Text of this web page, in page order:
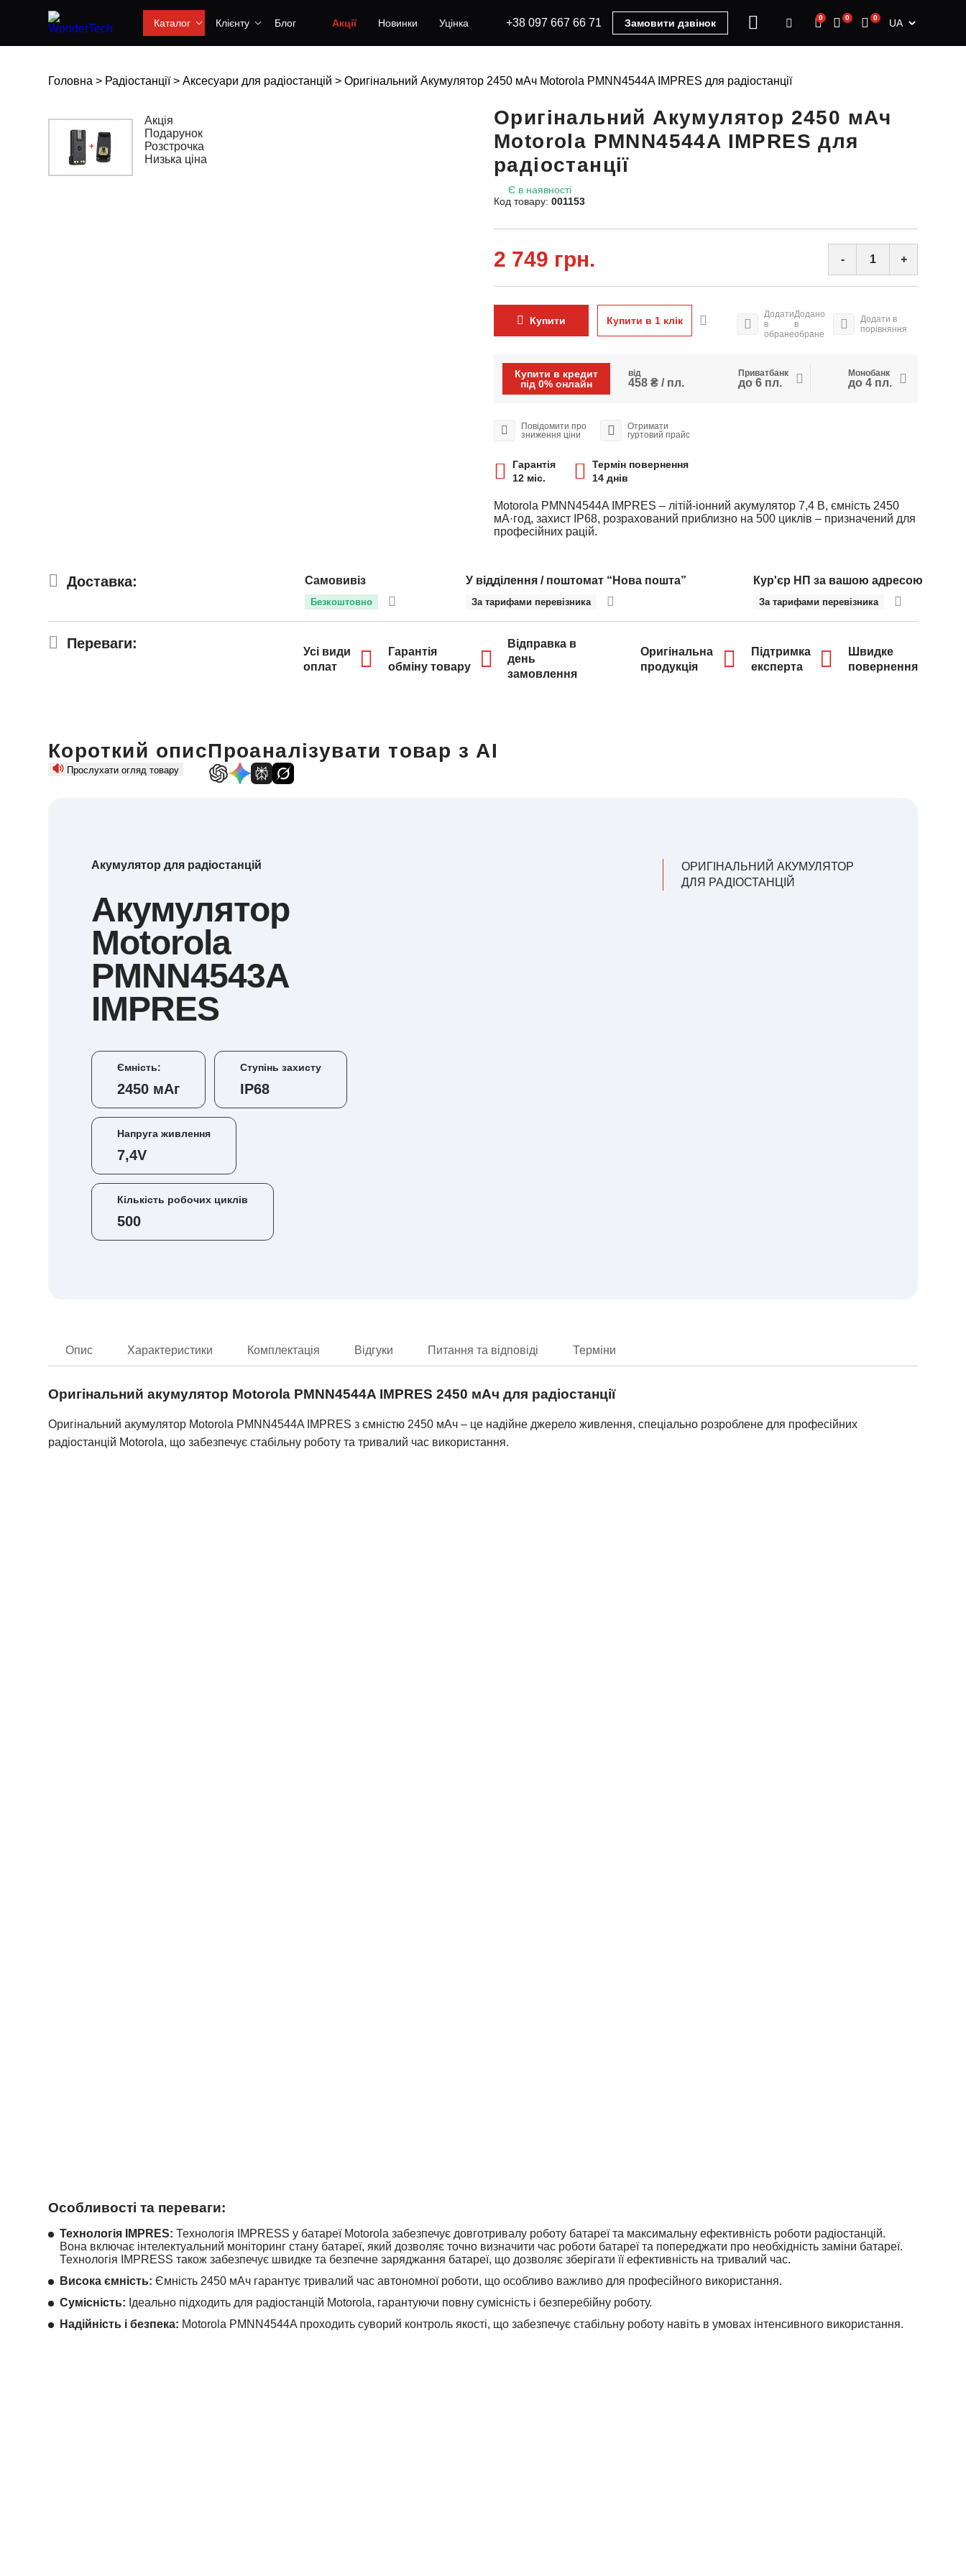
Каталог Клієнту Блог Акції Новинки Уцінка +38 097 667 66 71 Замовити дзвінок 0 0 0 UA
Головна > Радіостанції > Аксесуари для радіостанцій > Оригінальний Акумулятор 2450 мАч Motorola PMNN4544A IMPRES для радіостанції
Акція
Подарунок
Розстрочка
Низька ціна
Оригінальний Акумулятор 2450 мАч
Motorola PMNN4544A IMPRES для
радіостанції
Є в наявності
Код товару: 001153
2 749 грн. - +
Купити Купити в 1 клiк
Додати
в
обране
Додано
в
обране
Додати в
порівняння
Купити в кредит
під 0% онлайн
від
458 ₴ / пл.
Приватбанк
до 6 пл.
Монобанк
до 4 пл.
Повідомити про
зниження ціни
Отримати
гуртовий прайс
Гарантія
12 міс.
Термін повернення
14 днів
Motorola PMNN4544A IMPRES – літій-іонний акумулятор 7,4 В, ємність 2450
мА·год, захист IP68, розрахований приблизно на 500 циклів – призначений для
професійних рацій.
Доставка: Самовивіз
Безкоштовно
У відділення / поштомат “Нова пошта”
За тарифами перевізника
Кур'єр НП за вашою адресою
За тарифами перевізника
Переваги:
Усі види
оплат
Гарантія
обміну товару
Відправка в
день
замовлення
Оригінальна
продукція
Підтримка
експерта
Швидке
повернення
Короткий опис
Прослухати огляд товару
Проаналізувати товар з AI
Акумулятор для радіостанцій
Акумулятор
Motorola
PMNN4543A
IMPRES
ОРИГІНАЛЬНИЙ АКУМУЛЯТОР
ДЛЯ РАДІОСТАНЦІЙ
Ємність:
2450 мАг
Ступінь захисту
IP68
Напруга живлення
7,4V
Кількість робочих циклів
500
Опис Характеристики Комплектація Відгуки Питання та відповіді Терміни
Оригінальний акумулятор Motorola PMNN4544A IMPRES 2450 мАч для радіостанції
Оригінальний акумулятор Motorola PMNN4544A IMPRES з ємністю 2450 мАч – це надійне джерело живлення, спеціально розроблене для професійних
радіостанцій Motorola, що забезпечує стабільну роботу та тривалий час використання.
Особливості та переваги:
Технологія IMPRES: Технологія IMPRESS у батареї Motorola забезпечує довготривалу роботу батареї та максимальну ефективність роботи радіостанцій.
Вона включає інтелектуальний моніторинг стану батареї, який дозволяє точно визначити час роботи батареї та попереджати про необхідність заміни батареї.
Технологія IMPRESS також забезпечує швидке та безпечне заряджання батареї, що дозволяє зберігати її ефективність на тривалий час.
Висока ємність: Ємність 2450 мАч гарантує тривалий час автономної роботи, що особливо важливо для професійного використання.
Сумісність: Ідеально підходить для радіостанцій Motorola, гарантуючи повну сумісність і безперебійну роботу.
Надійність і безпека: Motorola PMNN4544A проходить суворий контроль якості, що забезпечує стабільну роботу навіть в умовах інтенсивного використання.